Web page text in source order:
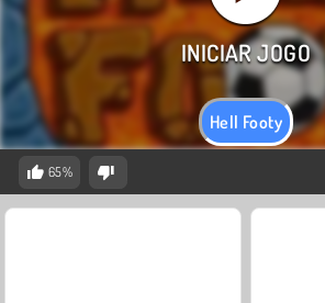
Hell Footy
65%